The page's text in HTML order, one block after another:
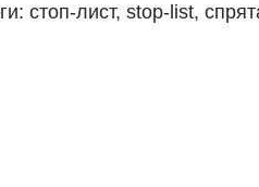
стоп-лист, stop-list,